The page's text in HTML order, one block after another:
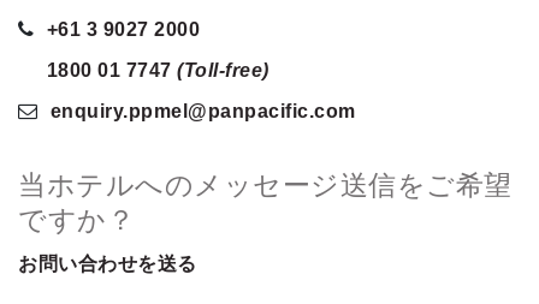
+61 3 9027 2000
1800 01 7747 (Toll-free)
enquiry.ppmel @panpacific.com
当ホテルへのメッセージ送信をご希望
ですか？
お問い合わせを送る